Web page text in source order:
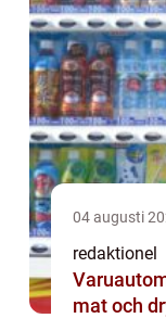
04 augusti
redaktionel
mat och